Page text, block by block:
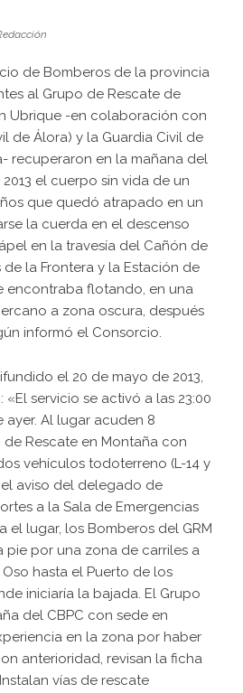
de Bomberos de la provincia
al Grupo de Rescate de
Ubrique -en colaboración con
de Álora) y la Guardia Civil de
recuperaron en la mañana del
el cuerpo sin vida de un
que quedó atrapado en un
la cuerda en el descenso
en la travesía del Cañón de
de la Frontera y la Estación de
encontraba flotando, en una
a zona oscura, después
informó el Consorcio.
el 20 de mayo de 2013,
servicio se activó a las 23:00
ayer. Al lugar acuden 8
Rescate en Montaña con
vehículos todoterreno (L-14 y
el aviso del delegado de
a la Sala de Emergencias
el lugar, los Bomberos del GRM
pie por una zona de carriles a
hasta el Puerto de los
iniciaría la bajada. El Grupo
del CBPC con sede en
en la zona por haber
anterioridad, revisan la ficha
vías de rescate